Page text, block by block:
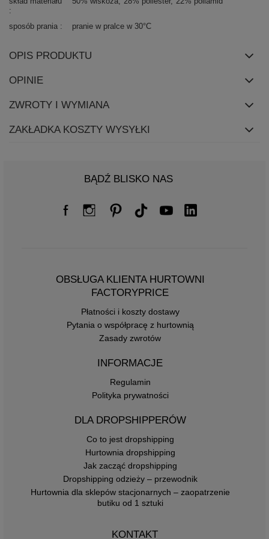
sposób prania pranie w pralce w 30°C
OPIS PRODUKTU
OPINIE
ZWROTY I WYMIANA
ZAKŁADKA KOSZTY WYSYŁKI
BĄDŹ BLISKO NAS
OBSŁUGA KLIENTA HURTOWNI
FACTORYPRICE
Płatności i koszty dostawy
Pytania o współpracę z hurtownią
Zasady zwrotów
INFORMACJE
Regulamin
Polityka prywatności
DLA DROPSHIPPERÓW
Co to jest dropshipping
Hurtownia dropshipping
Jak zacząć dropshipping
Dropshipping odzieży – przewodnik
Hurtownia dla sklepów stacjonarnych – zaopatrzenie
butiku od 1 sztuki
KONTAKT